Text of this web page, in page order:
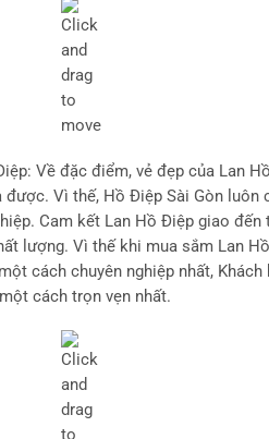
: Về đặc điểm, vẻ đẹp của Lan
được. Vì thế, Hồ Điệp Sài Gòn
Cam kết Lan Hồ Điệp giao
lượng. Vì thế khi mua sắm Lan
cách chuyên nghiệp nhất,
cách trọn vẹn nhất.